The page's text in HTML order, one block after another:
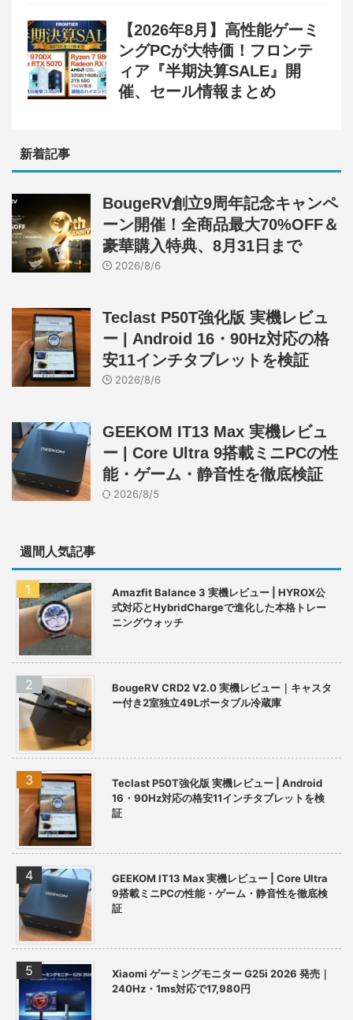
【2026年8月】高性能ゲーミ
ングPCが大特価！フロンテ
ィア『半期決算SALE』開
催、セール情報まとめ
新着記事
BougeRV創立9周年記念キャンペ
ーン開催！全商品最大70%OFF＆
豪華購入特典、8月31日まで
2026/8/6
Teclast P50T強化版 実機レビュ
ー | Android 16・90Hz対応の格
安11インチタブレットを検証
2026/8/6
GEEKOM IT13 Max 実機レビュ
ー | Core Ultra 9搭載ミニPCの性
能・ゲーム・静音性を徹底検証
2026/8/5
週間人気記事
Amazfit Balance 3 実機レビュー | HYROX公
式対応とHybridChargeで進化した本格トレー
ニングウォッチ
BougeRV CRD2 V2.0 実機レビュー｜キャスタ
ー付き2室独立49Lポータブル冷蔵庫
Teclast P50T強化版 実機レビュー | Android
16・90Hz対応の格安11インチタブレットを検
証
GEEKOM IT13 Max 実機レビュー | Core Ultra
9搭載ミニPCの性能・ゲーム・静音性を徹底検
証
Xiaomi ゲーミングモニター G25i 2026 発売｜
240Hz・1ms対応で17,980円